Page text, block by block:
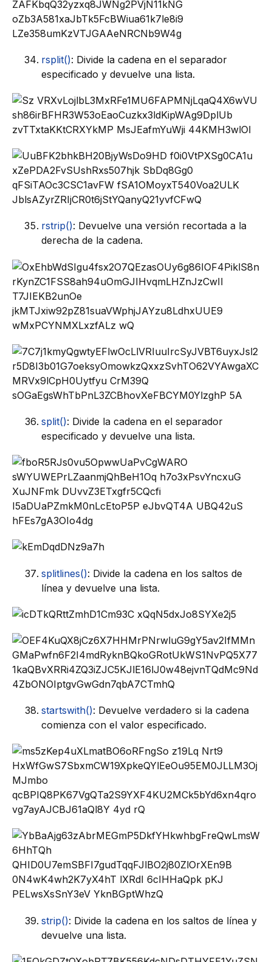
rsplit(): Divide la cadena en el separador
especificado y devuelve una lista.
rstrip(): Devuelve una versión recortada a la
derecha de la cadena.
split(): Divide la cadena en el separador
especificado y devuelve una lista.
splitlines(): Divide la cadena en los saltos de
línea y devuelve una lista.
startswith(): Devuelve verdadero si la cadena
comienza con el valor especificado.
strip(): Divide la cadena en los saltos de línea y
devuelve una lista.